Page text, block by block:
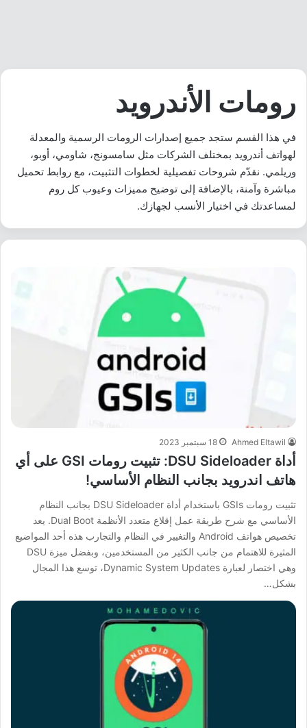
رومات الأندرويد
في هذا القسم ستجد جميع إصدارات الرومات الرسمية والمعدلة
لهواتف أندرويد بمختلف الشركات مثل سامسونج، شاومي، أوبو،
وريلمي. نقدّم شروحات تفصيلية لخطوات التثبيت، مع روابط تحميل
مباشرة وآمنة، بالإضافة إلى توضيح مميزات وعيوب كل روم
لمساعدتك في اختيار الأنسب لجهازك.
Ahmed Eltawil 18 سبتمبر 2023
أداة DSU Sideloader: تثبيت رومات GSI على أي
هاتف اندرويد بجانب النظام الأساسي!
تثبيت رومات GSIs باستخدام أداة DSU Sideloader بجانب النظام
الأساسي مع شرح طريقة عمل إقلاع متعدد الأنظمة Dual Boot. يعد
تخصيص هواتف Android والتغيير في النظام والتجارب هذه أحد المواضيع
المثيرة للاهتمام من جانب الكثير من المستخدمين، وبفضل ميزة DSU
وهي اختصار لعبارة Dynamic System Updates، توسع هذا المجال
بشكل…